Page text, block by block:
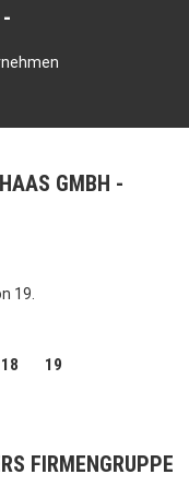
GMBH
19.
18 19
FIRMENGRUPPE